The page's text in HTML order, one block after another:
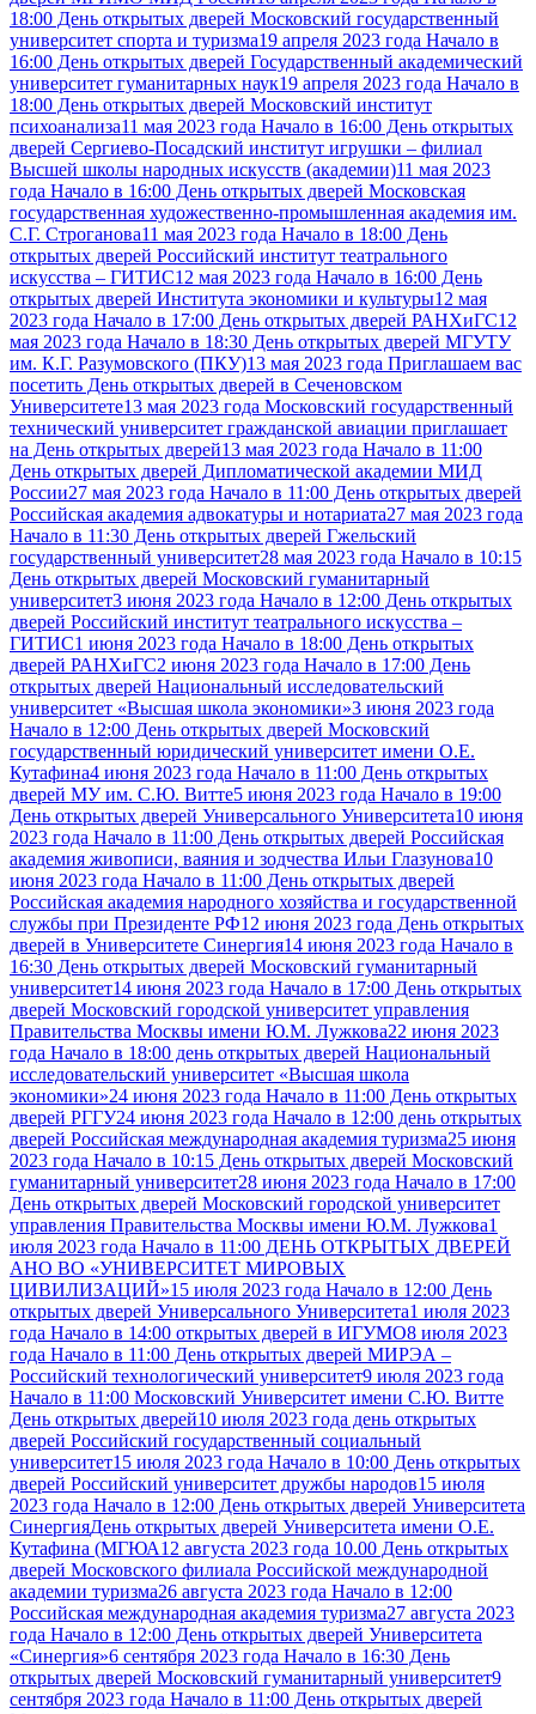
18:00 День открытых дверей Московский государственный
университет спорта и туризма19 апреля 2023 года Начало в
16:00 День открытых дверей Государственный академический
университет гуманитарных наук19 апреля 2023 года Начало в
18:00 День открытых дверей Московский институт
психоанализа11 мая 2023 года Начало в 16:00 День открытых
дверей Сергиево-Посадский институт игрушки – филиал
Высшей школы народных искусств (академии)11 мая 2023
года Начало в 16:00 День открытых дверей Московская
государственная художественно-промышленная академия им.
С.Г. Строганова11 мая 2023 года Начало в 18:00 День
открытых дверей Российский институт театрального
искусства – ГИТИС12 мая 2023 года Начало в 16:00 День
открытых дверей Института экономики и культуры12 мая
2023 года Начало в 17:00 День открытых дверей РАНХиГС12
мая 2023 года Начало в 18:30 День открытых дверей МГУТУ
им. К.Г. Разумовского (ПКУ)13 мая 2023 года Приглашаем вас
посетить День открытых дверей в Сеченовском
Университете13 мая 2023 года Московский государственный
технический университет гражданской авиации приглашает
на День открытых дверей13 мая 2023 года Начало в 11:00
День открытых дверей Дипломатической академии МИД
России27 мая 2023 года Начало в 11:00 День открытых дверей
Российская академия адвокатуры и нотариата27 мая 2023 года
Начало в 11:30 День открытых дверей Гжельский
государственный университет28 мая 2023 года Начало в 10:15
День открытых дверей Московский гуманитарный
университет3 июня 2023 года Начало в 12:00 День открытых
дверей Российский институт театрального искусства –
ГИТИС1 июня 2023 года Начало в 18:00 День открытых
дверей РАНХиГС2 июня 2023 года Начало в 17:00 День
открытых дверей Национальный исследовательский
университет «Высшая школа экономики»3 июня 2023 года
Начало в 12:00 День открытых дверей Московский
государственный юридический университет имени О.Е.
Кутафина4 июня 2023 года Начало в 11:00 День открытых
дверей МУ им. С.Ю. Витте5 июня 2023 года Начало в 19:00
День открытых дверей Универсального Университета10 июня
2023 года Начало в 11:00 День открытых дверей Российская
академия живописи, ваяния и зодчества Ильи Глазунова10
июня 2023 года Начало в 11:00 День открытых дверей
Российская академия народного хозяйства и государственной
службы при Президенте РФ12 июня 2023 года День открытых
дверей в Университете Синергия14 июня 2023 года Начало в
16:30 День открытых дверей Московский гуманитарный
университет14 июня 2023 года Начало в 17:00 День открытых
дверей Московский городской университет управления
Правительства Москвы имени Ю.М. Лужкова22 июня 2023
года Начало в 18:00 день открытых дверей Национальный
исследовательский университет «Высшая школа
экономики»24 июня 2023 года Начало в 11:00 День открытых
дверей РГГУ24 июня 2023 года Начало в 12:00 день открытых
дверей Российская международная академия туризма25 июня
2023 года Начало в 10:15 День открытых дверей Московский
гуманитарный университет28 июня 2023 года Начало в 17:00
День открытых дверей Московский городской университет
управления Правительства Москвы имени Ю.М. Лужкова1
июля 2023 года Начало в 11:00 ДЕНЬ ОТКРЫТЫХ ДВЕРЕЙ
АНО ВО «УНИВЕРСИТЕТ МИРОВЫХ
ЦИВИЛИЗАЦИЙ»15 июля 2023 года Начало в 12:00 День
открытых дверей Универсального Университета1 июля 2023
года Начало в 14:00 открытых дверей в ИГУМО8 июля 2023
года Начало в 11:00 День открытых дверей МИРЭА –
Российский технологический университет9 июля 2023 года
Начало в 11:00 Московский Университет имени С.Ю. Витте
День открытых дверей10 июля 2023 года день открытых
дверей Российский государственный социальный
университет15 июля 2023 года Начало в 10:00 День открытых
дверей Российский университет дружбы народов15 июля
2023 года Начало в 12:00 День открытых дверей Университета
СинергияДень открытых дверей Университета имени О.Е.
Кутафина (МГЮА12 августа 2023 года 10.00 День открытых
дверей Московского филиала Российской международной
академии туризма26 августа 2023 года Начало в 12:00
Российская международная академия туризма27 августа 2023
года Начало в 12:00 День открытых дверей Университета
«Синергия»6 сентября 2023 года Начало в 16:30 День
открытых дверей Московский гуманитарный университет9
сентября 2023 года Начало в 11:00 День открытых дверей